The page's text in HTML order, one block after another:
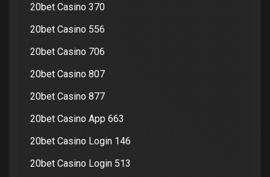
20bet Casino 370
20bet Casino 556
20bet Casino 706
20bet Casino 807
20bet Casino 877
20bet Casino App 663
20bet Casino Login 146
20bet Casino Login 513